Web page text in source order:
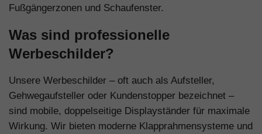
Fußgängerzonen und Schaufenster.
Was sind professionelle
Werbeschilder?
Unsere Werbeschilder – oft auch als Aufsteller,
Gehwegaufsteller oder Kundenstopper bezeichnet –
sind mobile, doppelseitige Displayständer für maximale
Wirkung. Wir bieten moderne Klapprahmensysteme und